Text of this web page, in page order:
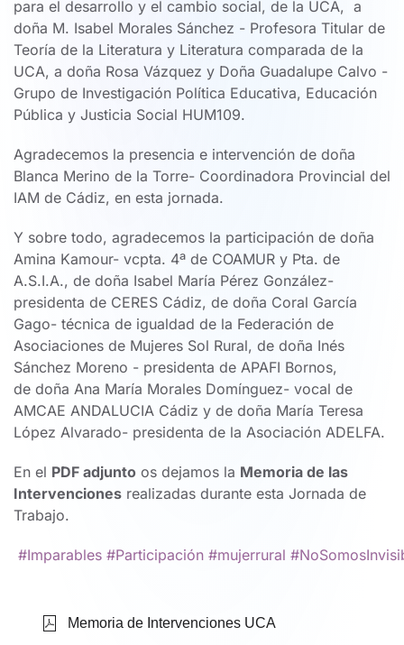
para el desarrollo y el cambio social, de la UCA, a
doña M. Isabel Morales Sánchez - Profesora Titular de
Teoría de la Literatura y Literatura comparada de la
UCA, a doña Rosa Vázquez y Doña Guadalupe Calvo -
Grupo de Investigación Política Educativa, Educación
Pública y Justicia Social HUM109.
Agradecemos la presencia e intervención de doña
Blanca Merino de la Torre- Coordinadora Provincial del
IAM de Cádiz, en esta jornada.
Y sobre todo, agradecemos la participación de doña
Amina Kamour- vcpta. 4ª de COAMUR y Pta. de
A.S.I.A., de doña Isabel María Pérez González-
presidenta de CERES Cádiz, de doña Coral García
Gago- técnica de igualdad de la Federación de
Asociaciones de Mujeres Sol Rural, de doña Inés
Sánchez Moreno - presidenta de APAFI Bornos,
de doña Ana María Morales Domínguez- vocal de
AMCAE ANDALUCIA Cádiz y de doña María Teresa
López Alvarado- presidenta de la Asociación ADELFA.
En el PDF adjunto os dejamos la Memoria de las
Intervenciones realizadas durante esta Jornada de
Trabajo.
#Imparables #Participación #mujerrural
Memoria de Intervenciones UCA